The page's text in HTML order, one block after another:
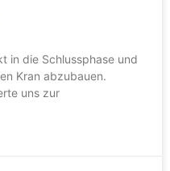
in die Schlussphase und
Kran abzubauen.
uns zur